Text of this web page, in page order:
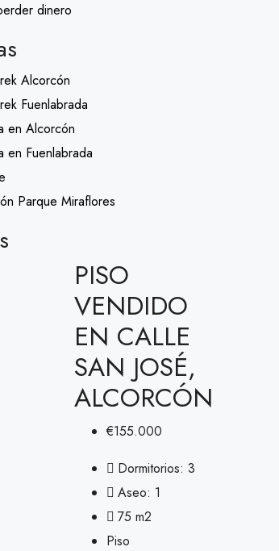
dinero
Alcorcón
Fuenlabrada
en Alcorcón
en Fuenlabrada
Parque Miraflores
PISO
VENDIDO
EN CALLE
SAN JOSÉ,
ALCORCÓN
€155.000
Dormitorios: 3
Aseo: 1
75 m2
Piso